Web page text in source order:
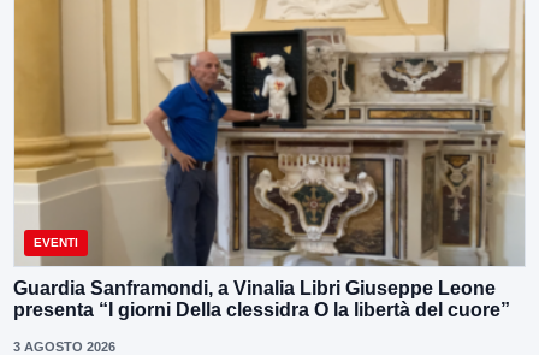
EVENTI
Guardia Sanframondi, a Vinalia Libri Giuseppe Leone
presenta “I giorni Della clessidra O la libertà del cuore”
3 AGOSTO 2026